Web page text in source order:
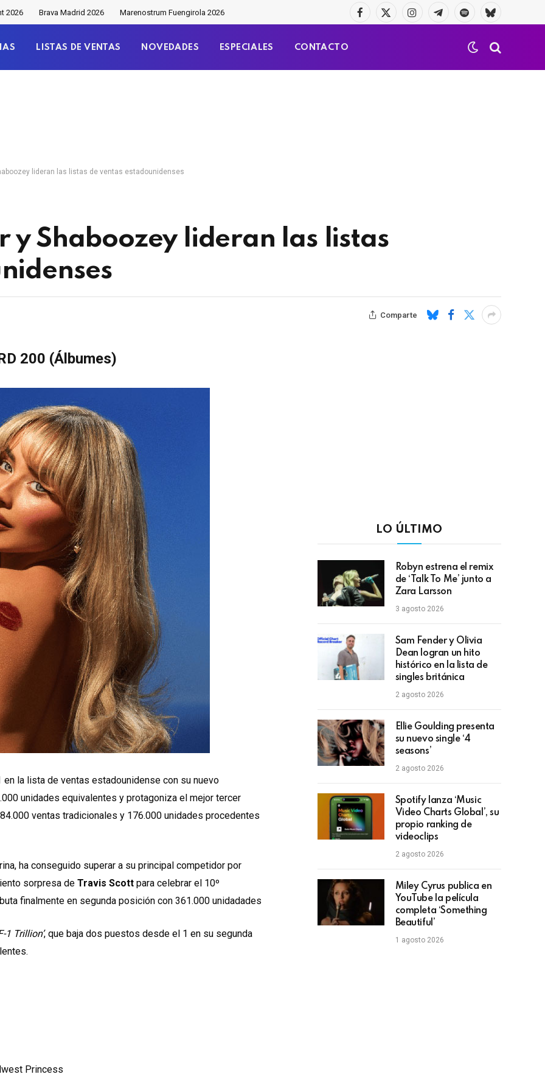
2026 Brava Madrid 2026 Marenostrum Fuengirola 2026
Facebook
X
InstagramTelegramaSpotifyBluesky
LISTAS DE VENTAS NOVEDADES ESPECIALES CONTACTO
lideran las listas de ventas estadounidenses
y Shaboozey lideran las listas
Comparte
200 (Álbumes)
la lista de ventas estadounidense con su nuevo
unidades equivalentes y protagoniza el mejor tercer
ventas tradicionales y 176.000 unidades procedentes
ha conseguido superar a su principal competidor por
sorpresa deTravis Scott para celebrar el 10º
finalmente en segunda posición con 361.000 unidadades
1 Trillion’, que baja dos puestos desde el 1 en su segunda
Princess
LO ÚLTIMO
Robyn estrena el remix
de ‘Talk To Me’ junto a
Zara Larsson
3 agosto 2026
Sam Fender y Olivia
Dean logran un hito
histórico en la lista de
singles británica
2 agosto 2026
Ellie Goulding presenta
su nuevo single ‘4
seasons’
2 agosto 2026
Spotify lanza ‘Music
Video Charts Global’, su
propio ranking de
videoclips
2 agosto 2026
Miley Cyrus publica en
YouTube la película
completa ‘Something
Beautiful’
1 agosto 2026